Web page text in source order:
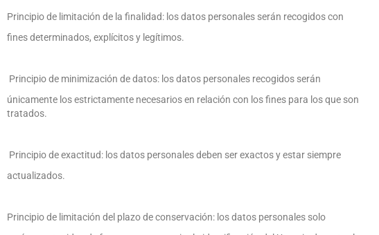
Principio de limitación de la finalidad: los datos personales serán recogidos con
fines determinados, explícitos y legítimos.
Principio de minimización de datos: los datos personales recogidos serán
únicamente los estrictamente necesarios en relación con los fines para los que son
tratados.
Principio de exactitud: los datos personales deben ser exactos y estar siempre
actualizados.
Principio de limitación del plazo de conservación: los datos personales solo